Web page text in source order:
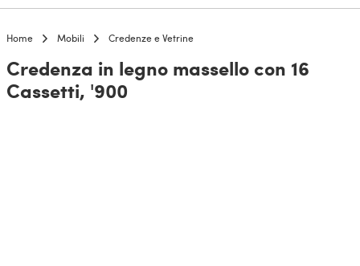
Home Mobili Credenze e Vetrine
Credenza in legno massello con 16
Cassetti, '900